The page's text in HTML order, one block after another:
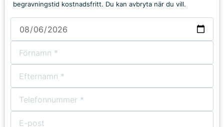
begravningstid kostnadsfritt. Du kan avbryta när du vill.